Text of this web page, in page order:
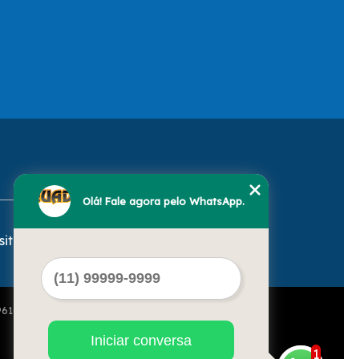
de 19/02/1998)
1
Olá! Fale agora pelo WhatsApp.
Iniciar conversa